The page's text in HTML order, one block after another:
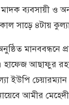
ব্যবসায়ী ও
সাড়ে ৪টায়
মানববন্ধনে
হাফেজ আছাফুর
চেয়ারম্যান
আমীর